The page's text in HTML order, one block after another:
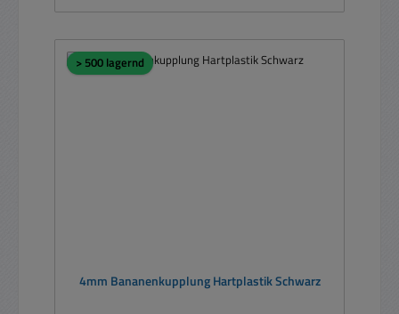
> 500 lagernd
4mm Bananenkupplung Hartplastik Schwarz